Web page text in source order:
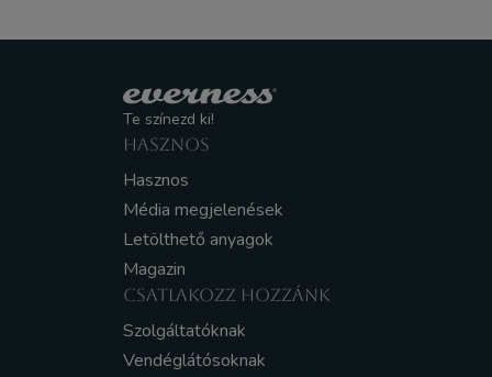
Te színezd ki!
HASZNOS
Hasznos
Média megjelenések
Letölthető anyagok
Magazin
CSATLAKOZZ HOZZÁNK
Szolgáltatóknak
Vendéglátósoknak